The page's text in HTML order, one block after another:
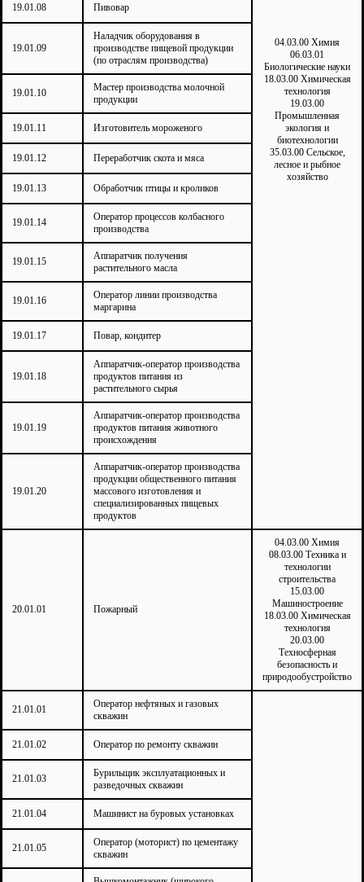
04.03.00 Химия
06.03.01
Биологические науки
18.03.00 Химическая
технология
19.03.00
Промышленная
экология и
биотехнологии
35.03.00 Сельское,
лесное и рыбное
хозяйство
19.01.08 Пивовар
19.01.09
Наладчик оборудования в
производстве пищевой продукции
(по отраслям производства)
19.01.10
Мастер производства молочной
продукции
19.01.11 Изготовитель мороженого
19.01.12 Переработчик скота и мяса
19.01.13 Обработчик птицы и кроликов
19.01.14
Оператор процессов колбасного
производства
19.01.15
Аппаратчик получения
растительного масла
19.01.16
Оператор линии производства
маргарина
19.01.17 Повар, кондитер
19.01.18
Аппаратчик-оператор производства
продуктов питания из
растительного сырья
19.01.19
Аппаратчик-оператор производства
продуктов питания животного
происхождения
19.01.20
Аппаратчик-оператор производства
продукции общественного питания
массового изготовления и
специализированных пищевых
продуктов
20.01.01 Пожарный
04.03.00 Химия
08.03.00 Техника и
технологии
строительства
15.03.00
Машиностроение
18.03.00 Химическая
технология
20.03.00
Техносферная
безопасность и
природообустройство
21.01.01
Оператор нефтяных и газовых
скважин
21.01.02 Оператор по ремонту скважин
21.01.03
Бурильщик эксплуатационных и
разведочных скважин
21.01.04 Машинист на буровых установках
21.01.05
Оператор (моторист) по цементажу
скважин